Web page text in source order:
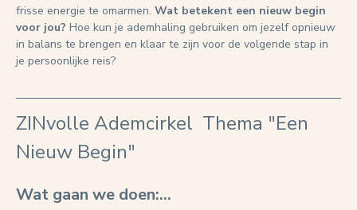
frisse energie te omarmen. Wat betekent een nieuw begin
voor jou? Hoe kun je ademhaling gebruiken om jezelf opnieuw
in balans te brengen en klaar te zijn voor de volgende stap in
je persoonlijke reis?
ZINvolle Ademcirkel  Thema "Een
Nieuw Begin"
Wat gaan we doen:…